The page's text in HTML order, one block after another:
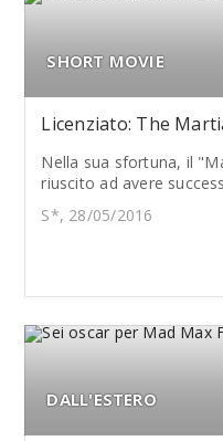
SHORT MOVIE
Licenziato: The
Nella sua sfortuna, il
riuscito ad avere
S*, 28/05/2016
DALL'ESTERO